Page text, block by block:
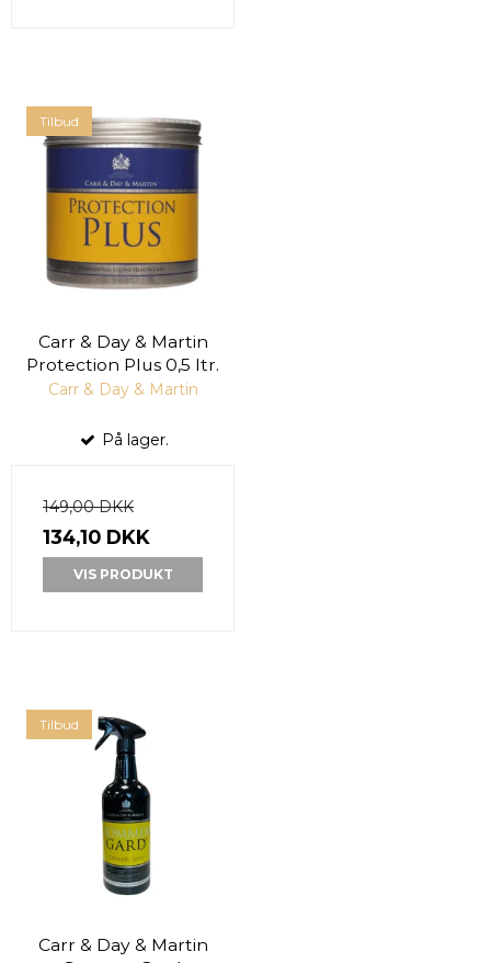
Tilbud
Carr & Day & Martin
Protection Plus 0,5 ltr.
Carr & Day & Martin
På lager.
149,00 DKK
134,10 DKK
VIS PRODUKT
Tilbud
Carr & Day & Martin